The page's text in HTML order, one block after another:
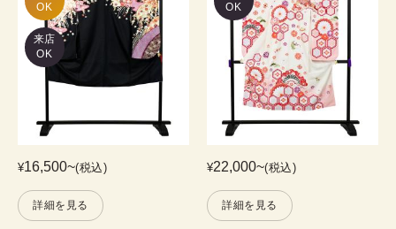
OK
来店
OK
¥16,500~(税込)
詳細を見る
OK
¥22,000~(税込)
詳細を見る